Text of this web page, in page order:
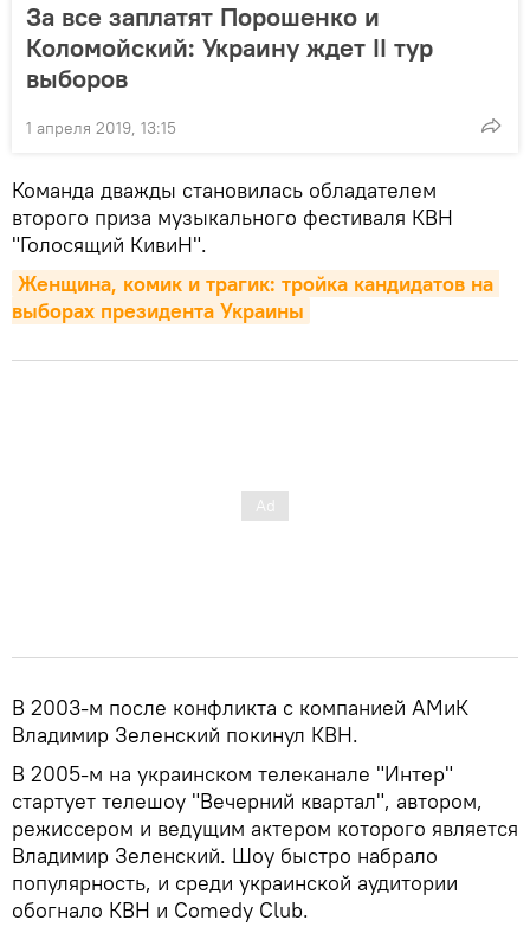
За все заплатят Порошенко и
Коломойский: Украину ждет II тур
выборов
1 апреля 2019, 13:15
Команда дважды становилась обладателем
второго приза музыкального фестиваля КВН
"Голосящий КивиН".
Женщина, комик и трагик: тройка кандидатов на
выборах президента Украины
В 2003-м после конфликта с компанией АМиК
Владимир Зеленский покинул КВН.
В 2005-м на украинском телеканале "Интер"
стартует телешоу "Вечерний квартал", автором,
режиссером и ведущим актером которого является
Владимир Зеленский. Шоу быстро набрало
популярность, и среди украинской аудитории
обогнало КВН и Comedy Club.